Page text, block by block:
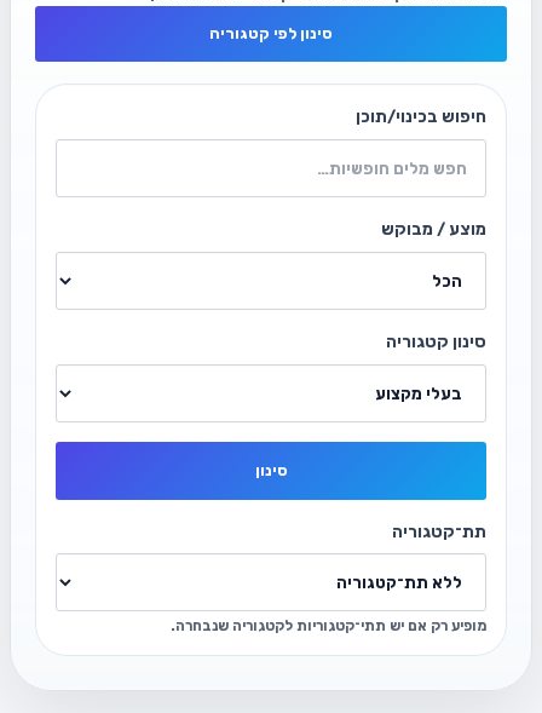
סינון לפי קטגוריה
חיפוש בכינוי/תוכן
מוצע / מבוקש
סינון קטגוריה
סינון
תת־קטגוריה
מופיע רק אם יש תתי־קטגוריות לקטגוריה שנבחרה.